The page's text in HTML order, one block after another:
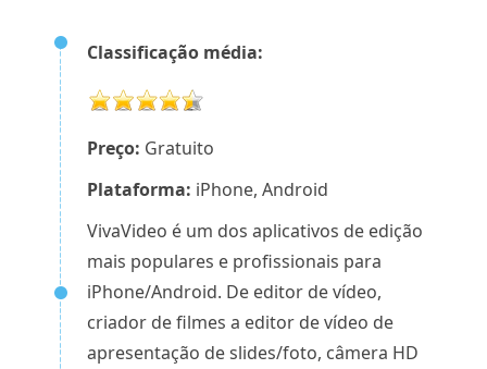
Classificação média:
Preço: Gratuito
Plataforma: iPhone, Android
VivaVideo é um dos aplicativos de edição
mais populares e profissionais para
iPhone/Android. De editor de vídeo,
criador de filmes a editor de vídeo de
apresentação de slides/foto, câmera HD